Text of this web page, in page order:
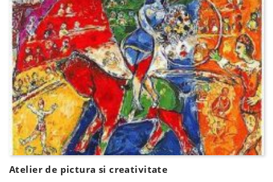
Atelier de pictura si creativitate